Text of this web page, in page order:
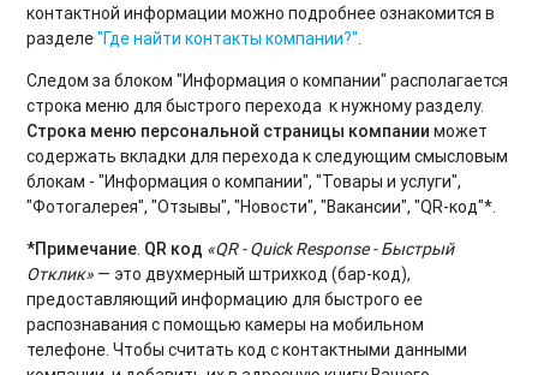
контактной информации можно подробнее ознакомится в
разделе"Где найти контакты компании?".
Следом за блоком "Информация о компании" располагается
строка меню для быстрого перехода к нужному разделу.
Строка меню персональной страницы компании может
содержать вкладки для перехода к следующим смысловым
блокам - "Информация о компании", "Товары и услуги",
"Фотогалерея", "Отзывы", "Новости", "Вакансии", "QR-код"*.
*Примечание. QR код «QR - Quick Response - Быстрый
Отклик» — это двухмерный штрихкод (бар-код),
предоставляющий информацию для быстрого ее
распознавания с помощью камеры на мобильном
телефоне. Чтобы считать код с контактными данными